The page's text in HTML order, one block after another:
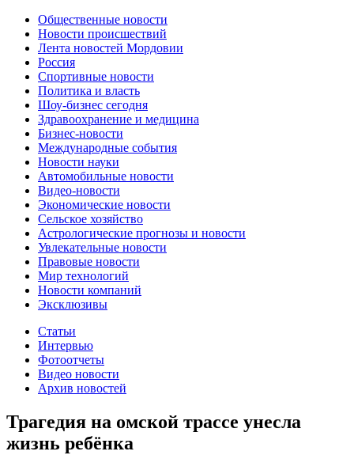
Общественные новости
Новости происшествий
Лента новостей Мордовии
Россия
Спортивные новости
Политика и власть
Шоу-бизнес сегодня
Здравоохранение и медицина
Бизнес-новости
Международные события
Новости науки
Автомобильные новости
Видео-новости
Экономические новости
Сельское хозяйство
Астрологические прогнозы и новости
Увлекательные новости
Правовые новости
Мир технологий
Новости компаний
Эксклюзивы
Статьи
Интервью
Фотоотчеты
Видео новости
Архив новостей
Трагедия на омской трассе унесла
жизнь ребёнка